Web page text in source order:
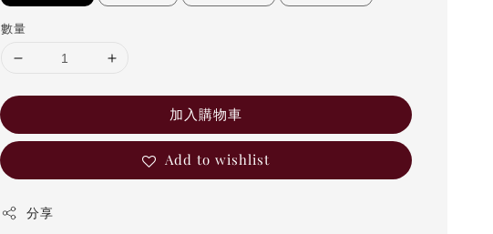
數量
加入購物車
Add to wishlist
分享